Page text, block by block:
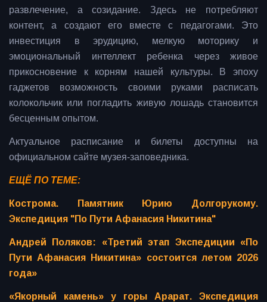
развлечение, а созидание. Здесь не потребляют
контент, а создают его вместе с педагогами. Это
инвестиция в эрудицию, мелкую моторику и
эмоциональный интеллект ребенка через живое
прикосновение к корням нашей культуры. В эпоху
гаджетов возможность своими руками расписать
колокольчик или погладить живую лошадь становится
бесценным опытом.
Актуальное расписание и билеты доступны на
официальном сайте музея-заповедника.
ЕЩЁ ПО ТЕМЕ:
Кострома. Памятник Юрию Долгорукому.
Экспедиция "По Пути Афанасия Никитина"
Андрей Поляков: «Третий этап Экспедиции «По
Пути Афанасия Никитина» состоится летом 2026
года»
«Якорный камень» у горы Арарат. Экспедиция